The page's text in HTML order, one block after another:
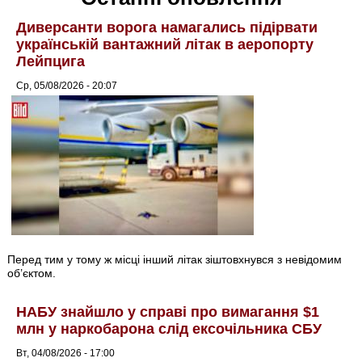
Диверсанти ворога намагались підірвати
українській вантажний літак в аеропорту
Лейпцига
Ср, 05/08/2026 - 20:07
Перед тим у тому ж місці інший літак зіштовхнувся з невідомим
об’єктом.
НАБУ знайшло у справі про вимагання $1
млн у наркобарона слід ексочільника СБУ
Вт, 04/08/2026 - 17:00